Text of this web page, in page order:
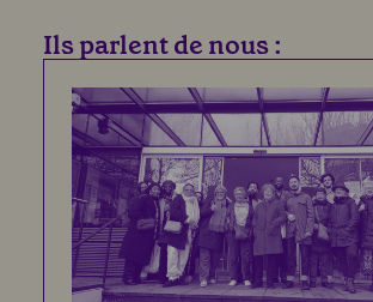
Ils parlent de nous :